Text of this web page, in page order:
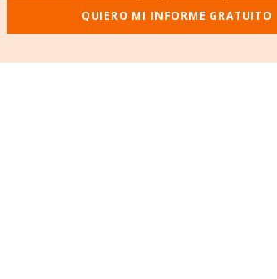
QUIERO MI INFORME GRATUITO